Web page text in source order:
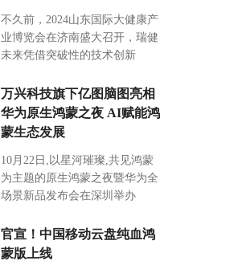
不久前，2024山东国际大健康产
业博览会在济南盛大召开，瑞健
未来凭借突破性的技术创新
万兴科技旗下亿图脑图亮相
华为原生鸿蒙之夜 AI赋能鸿
蒙生态发展
10月22日,以星河璀璨,共见鸿蒙
为主题的原生鸿蒙之夜暨华为全
场景新品发布会在深圳举办
官宣！中国移动云盘纯血鸿
蒙版上线